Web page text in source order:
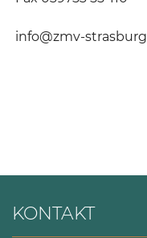
info@zmv-
KONTAKT